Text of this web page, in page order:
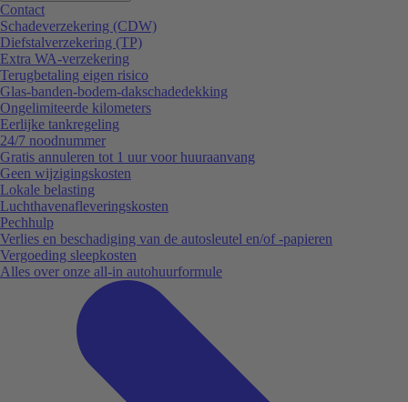
Contact
Schadeverzekering (CDW)
Diefstalverzekering (TP)
Extra WA-verzekering
Terugbetaling eigen risico
Glas-banden-bodem-dakschadedekking
Ongelimiteerde kilometers
Eerlijke tankregeling
24/7 noodnummer
Gratis annuleren tot 1 uur voor huuraanvang
Geen wijzigingskosten
Lokale belasting
Luchthavenafleveringskosten
Pechhulp
Verlies en beschadiging van de autosleutel en/of -papieren
Vergoeding sleepkosten
Alles over onze all-in autohuurformule